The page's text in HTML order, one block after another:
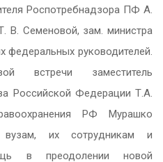
Роспотребнадзора ПФ А.
В. Семеновой, зам. министра
федеральных руководителей.
встречи заместитель
Российской Федерации Т.А.
РФ Мурашко
вузам, их сотрудникам и
в преодолении новой